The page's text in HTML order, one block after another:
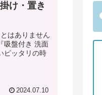
け・置き
はありません
吸盤付き 洗面
ピッタリの時
2024.07.10